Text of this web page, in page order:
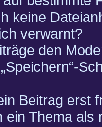
keine
verwarnt?
den
Beitrag erst
ein Thema als